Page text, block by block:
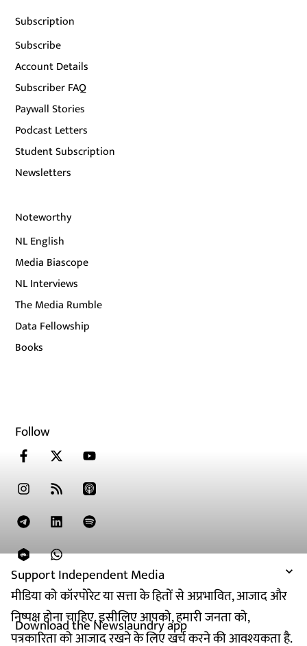
Support Independent Media
मीडिया को कॉरपोरेट या सत्ता के हितों से अप्रभावित, आजाद और
निष्पक्ष होना चाहिए. इसीलिए आपको, हमारी जनता को,
पत्रकारिता को आजाद रखने के लिए खर्च करने की आवश्यकता है.
Subscription
Subscribe
Account Details
Subscriber FAQ
Paywall Stories
Podcast Letters
Student Subscription
Newsletters
Noteworthy
NL English
Media Biascope
NL Interviews
The Media Rumble
Data Fellowship
Books
Follow
Download the Newslaundry app